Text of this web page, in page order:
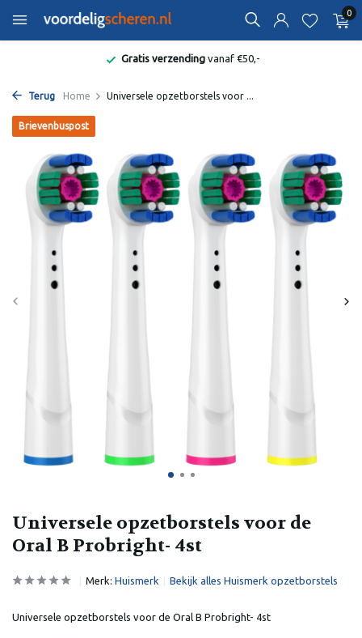
0
Gratis verzendingvanaf €50,-
Terug Home Universele opzetborstels voor ...
Universele opzetborstels voor de
Oral B Probright- 4st
Brievenbuspost
Merk: Huismerk Bekijk alles Huismerk opzetborstels
Universele opzetborstels voor de Oral B Probright- 4st